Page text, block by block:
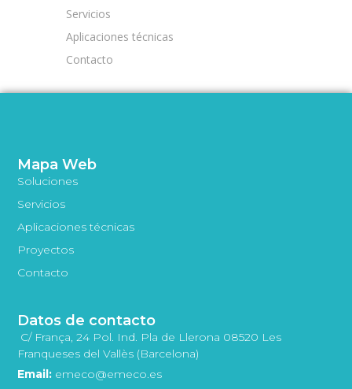
Servicios
Aplicaciones técnicas
Contacto
Mapa Web
Soluciones
Servicios
Aplicaciones técnicas
Proyectos
Contacto
Datos de contacto
C/ França, 24 Pol. Ind. Pla de Llerona 08520 Les
Franqueses del Vallès (Barcelona)
Email: emeco@emeco.es